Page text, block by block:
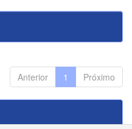
Anterior 1 Próximo